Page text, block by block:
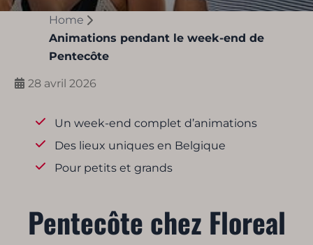
Home
Animations pendant le week-end de
Pentecôte
28 avril 2026
Un week-end complet d’animations
Des lieux uniques en Belgique
Pour petits et grands
Pentecôte chez Floreal